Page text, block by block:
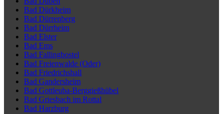
Bad Dürkheim
Bad Dürrenberg
Bad Dürrheim
Bad Elster
Bad Ems
Bad Fallingbostel
Bad Freienwalde (Oder)
Bad Friedrichshall
Bad Gandersheim
Bad Gottleuba-Berggießhübel
Bad Griesbach im Rottal
Bad Harzburg